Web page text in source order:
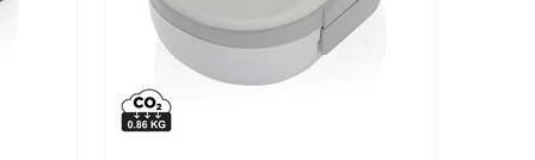
Kühltaschen
Lunchboxen
Name it